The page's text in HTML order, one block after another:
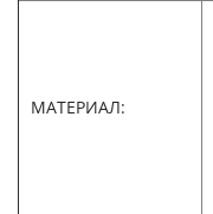
МАТЕРИАЛ: